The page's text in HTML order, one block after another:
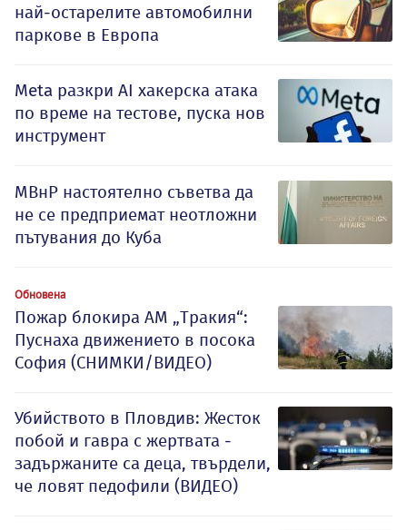
най-остарелите автомобилни
паркове в Европа
Meta разкри AI хакерска атака
по време на тестове, пуска нов
инструмент
МВнР настоятелно съветва да
не се предприемат неотложни
пътувания до Куба
Обновена
Пожар блокира АМ „Тракия“:
Пуснаха движението в посока
София (СНИМКИ/ВИДЕО)
Убийството в Пловдив: Жесток
побой и гавра с жертвата -
задържаните са деца, твърдели,
че ловят педофили (ВИДЕО)